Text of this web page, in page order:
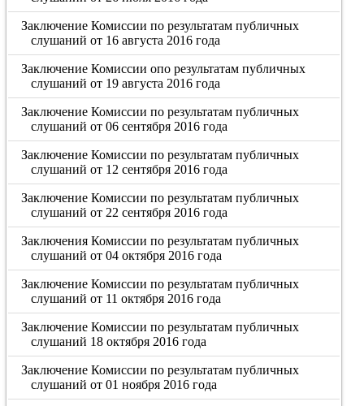
Заключение Комиссии по результатам публичных
слушаний от 16 августа 2016 года
Заключение Комиссии опо результатам публичных
слушаний от 19 августа 2016 года
Заключение Комиссии по результатам публичных
слушаний от 06 сентября 2016 года
Заключение Комиссии по результатам публичных
слушаний от 12 сентября 2016 года
Заключение Комиссии по результатам публичных
слушаний от 22 сентября 2016 года
Заключения Комиссии по результатам публичных
слушаний от 04 октября 2016 года
Заключение Комиссии по результатам публичных
слушаний от 11 октября 2016 года
Заключение Комиссии по результатам публичных
слушаний 18 октября 2016 года
Заключение Комиссии по результатам публичных
слушаний от 01 ноября 2016 года